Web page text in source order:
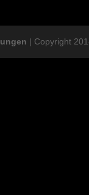
| Copyright